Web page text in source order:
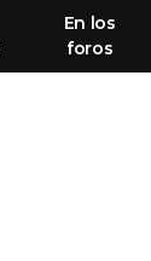
En los
foros